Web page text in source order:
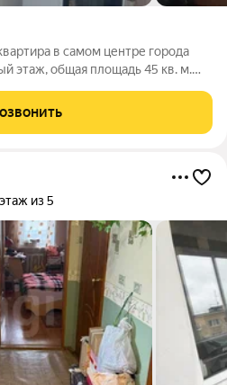
в самом центре города
этаж, общая площадь 45 кв. м.
металлическая входная дверь.
из 5